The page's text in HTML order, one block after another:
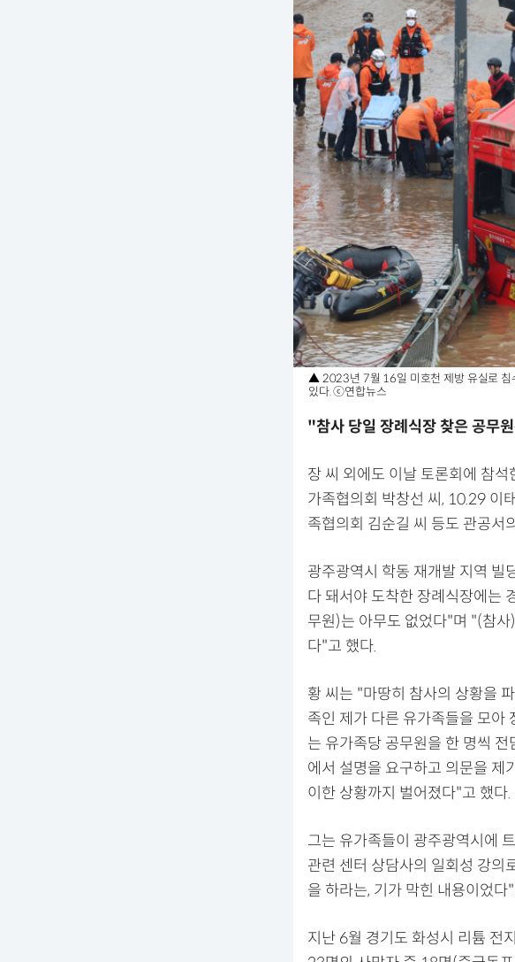
▲ 2023년 7월 16일 미호천 제방 유실로 침
있다. ⓒ연합뉴스
"참사 당일 장례식장 찾은 공무
장 씨 외에도 이날 토론회에 참
가족협의회 박창선 씨, 10.29 이
족협의회 김순길 씨 등도 관공서
광주광역시 학동 재개발 지역 빌
다 돼서야 도착한 장례식장에는
무원)는 아무도 없었다"며 "(참
다"고 했다.
황 씨는 "마땅히 참사의 상황을
족인 제가 다른 유가족들을 모아
는 유가족당 공무원을 한 명씩
에서 설명을 요구하고 의문을 제
이한 상황까지 벌어졌다"고 했다.
그는 유가족들이 광주광역시에
관련 센터 상담사의 일회성 강의
을 하라는, 기가 막힌 내용이었다
지난 6월 경기도 화성시 리튬 전